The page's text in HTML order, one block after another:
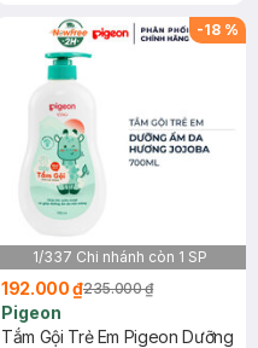
-18 %
1/337 Chi nhánh còn 1 SP
192.000 ₫235.000 ₫
Pigeon
Tắm Gội Trẻ Em Pigeon Dưỡng